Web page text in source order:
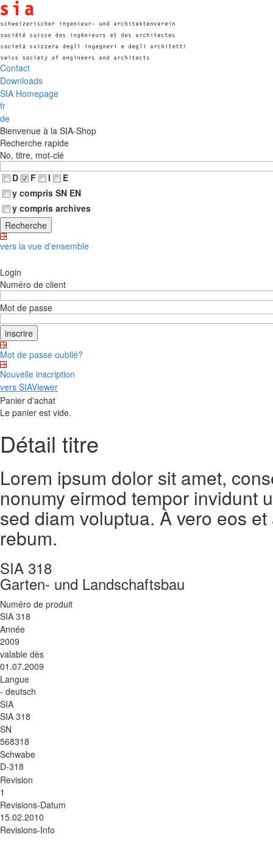
Contact
Downloads
SIA Homepage
fr
de
Bienvenue à la SIA-Shop
Recherche rapide
No, titre, mot-clé
D
F I
E
y compris SN EN
y compris archives
vers la vue d'ensemble
Login
Numéro de client
Mot de passe
Mot de passe oublié?
Nouvelle inscription
vers SIAViewer
Panier d'achat
Le panier est vide.
Détail titre
Lorem ipsum dolor sit amet,
nonumy eirmod tempor invidunt
sed diam voluptua. À vero eos
rebum.
SIA 318
Garten- und Landschaftsbau
Numéro de produit
SIA 318
Année
2009
valable dès
01.07.2009
Langue
- deutsch
SIA
SIA 318
SN
568318
Schwabe
D-318
Revision
1
Revisions-Datum
15.02.2010
Revisions-Info